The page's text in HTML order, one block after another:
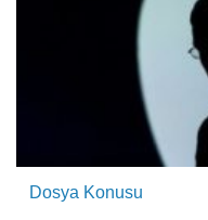
Dosya Konusu